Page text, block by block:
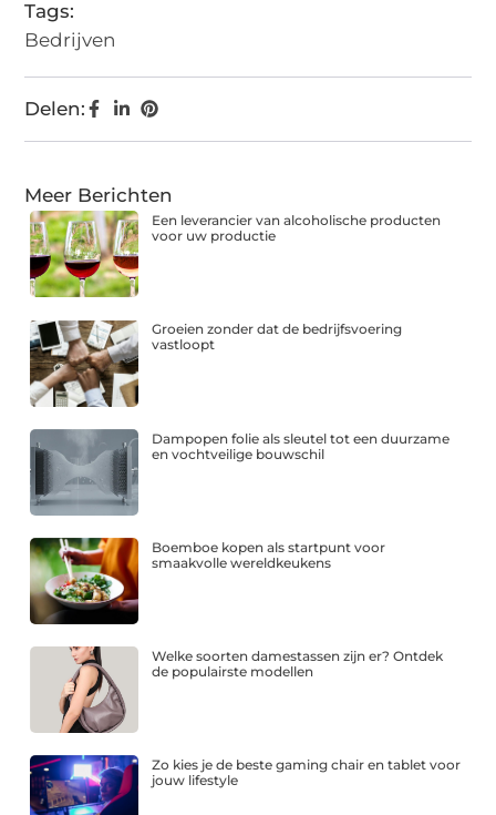
Tags:
Bedrijven
Delen:
Meer Berichten
Een leverancier van alcoholische producten
voor uw productie
Groeien zonder dat de bedrijfsvoering
vastloopt
Dampopen folie als sleutel tot een duurzame
en vochtveilige bouwschil
Boemboe kopen als startpunt voor
smaakvolle wereldkeukens
Welke soorten damestassen zijn er? Ontdek
de populairste modellen
Zo kies je de beste gaming chair en tablet voor
jouw lifestyle